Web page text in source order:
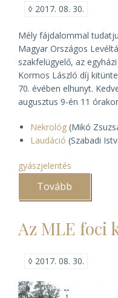
◊ 2017. 08. 30.
Mély fájdalommal
Magyar Országos
szakfelügyelő, az
Kormos László díj
70. évében elhunyt.
augusztus 9-én 11
Nekrológ (Mikó
Laudáció (Szabadi
gyászjelentés
Tovább
János)
Az MLE foci
◊ 2017. 08. 30.